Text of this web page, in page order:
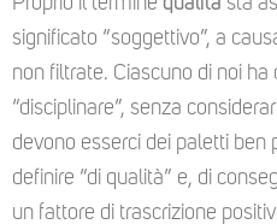
significato “soggettivo”, a
non filtrate. Ciascuno di noi ha
“disciplinare”, senza
devono esserci dei paletti ben
definire “di qualità” e, di
un fattore di trascrizione